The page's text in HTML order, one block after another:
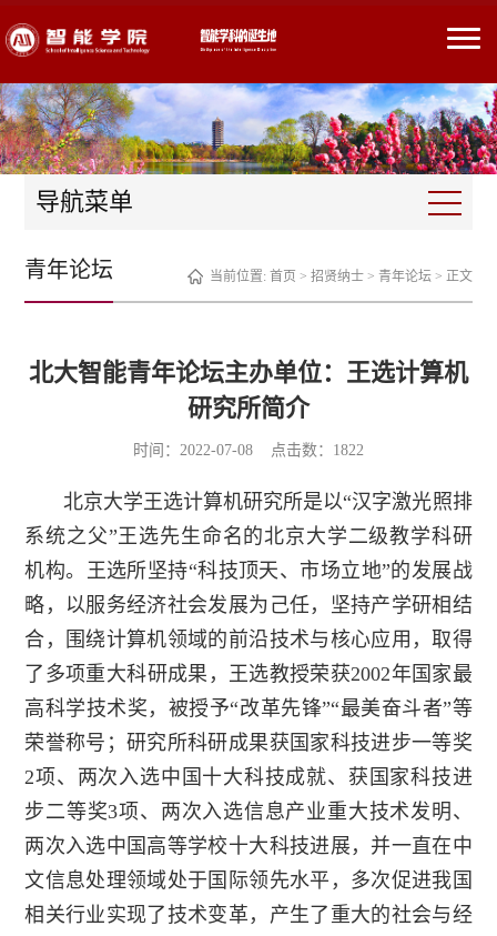
导航菜单
当前位置: 首页 > 招贤纳士> 青年论坛> 正文
青年论坛
北大智能青年论坛主办单位：王选计算机
研究所简介
时间：2022-07-08 点击数： 1822
北京大学王选计算机研究所是以“汉字激光照排
系统之父”王选先生命名的北京大学二级教学科研
机构。王选所坚持“科技顶天、市场立地”的发展战
略，以服务经济社会发展为己任，坚持产学研相结
合，围绕计算机领域的前沿技术与核心应用，取得
了多项重大科研成果，王选教授荣获2002年国家最
高科学技术奖，被授予“改革先锋”“最美奋斗者”等
荣誉称号；研究所科研成果获国家科技进步一等奖
2项、两次入选中国十大科技成就、获国家科技进
步二等奖3项、两次入选信息产业重大技术发明、
两次入选中国高等学校十大科技进展，并一直在中
文信息处理领域处于国际领先水平，多次促进我国
相关行业实现了技术变革，产生了重大的社会与经